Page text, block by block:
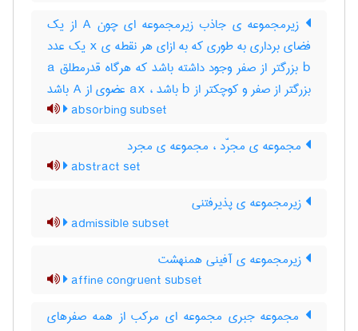
زیرمجموعه ی جاذب زیرمجموعه ای چون A از یک
فضای برداری به طوری که به ازای هر نقطه ی x یک عدد
b بزرگتر از صفر وجود داشته باشد که هرگاه قدرمطلق a
بزرگتر از صفر و کوچکتر از b باشد ، ax عضوی از A باشد
absorbing subset
مجموعه ی مجرّد ، مجموعه ی مجرد
abstract set
زیرمجموعه ی پذیرفتنی
admissible subset
زیرمجموعه ی آفینی همنهشت
affine congruent subset
مجموعه جبری مجموعه ای مرکب از همه صفرهای